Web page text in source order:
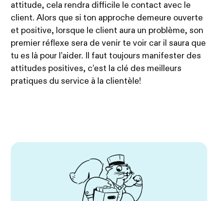
attitude, cela rendra difficile le contact avec le
client. Alors que si ton approche demeure ouverte
et positive, lorsque le client aura un problème, son
premier réflexe sera de venir te voir car il saura que
tu es là pour l’aider. Il faut toujours manifester des
attitudes positives, c’est la clé des meilleurs
pratiques du service à la clientèle!